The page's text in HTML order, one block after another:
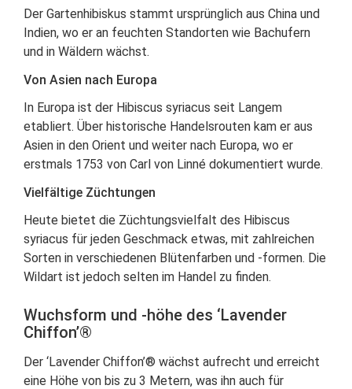
Der Gartenhibiskus stammt ursprünglich aus China und
Indien, wo er an feuchten Standorten wie Bachufern
und in Wäldern wächst.
Von Asien nach Europa
In Europa ist der Hibiscus syriacus seit Langem
etabliert. Über historische Handelsrouten kam er aus
Asien in den Orient und weiter nach Europa, wo er
erstmals 1753 von Carl von Linné dokumentiert wurde.
Vielfältige Züchtungen
Heute bietet die Züchtungsvielfalt des Hibiscus
syriacus für jeden Geschmack etwas, mit zahlreichen
Sorten in verschiedenen Blütenfarben und -formen. Die
Wildart ist jedoch selten im Handel zu finden.
Wuchsform und -höhe des ‘Lavender
Chiffon’®
Der ‘Lavender Chiffon’® wächst aufrecht und erreicht
eine Höhe von bis zu 3 Metern, was ihn auch für